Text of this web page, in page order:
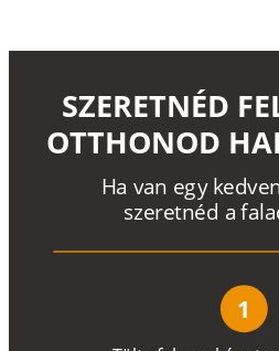
Ha van egy kedve
szeretnéd a fala
SZERETNÉD
OTTHONOD
1